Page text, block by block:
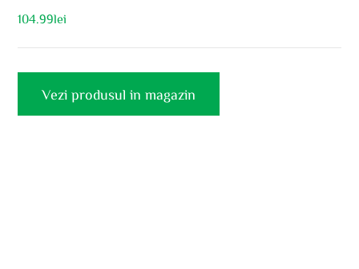
104.99lei
Vezi produsul in magazin